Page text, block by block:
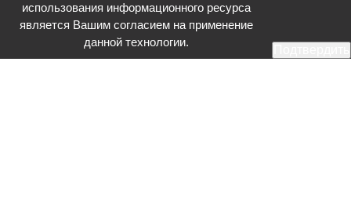
использования информационного ресурса
является Вашим согласием на применение
данной технологии.